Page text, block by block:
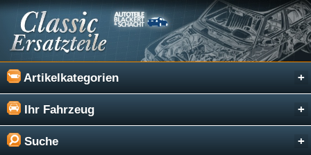
Artikelkategorien
Ihr Fahrzeug
Suche